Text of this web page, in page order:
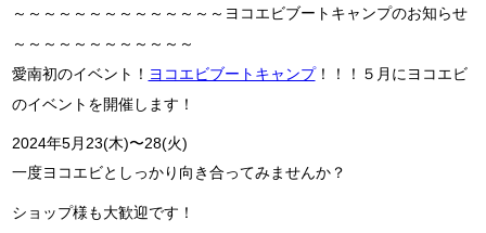
～～～～～～～～～～～～～～ヨコエビブートキャンプのお知らせ
～～～～～～～～～～～～
愛南初のイベント！ ヨコエビブートキャンプ！！！５月にヨコエビ
のイベントを開催します！
2024年5月23(木)〜28(火)
一度ヨコエビとしっかり向き合ってみませんか？
ショップ様も大歓迎です！